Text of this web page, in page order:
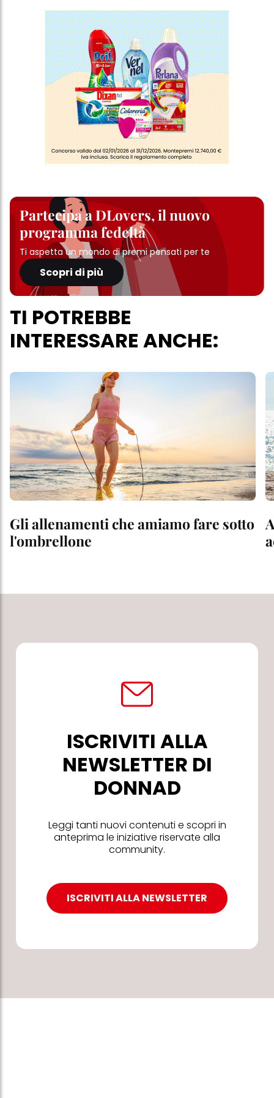
Partecipa a DLovers, il nuovo
programma fedeltà
Ti aspetta un mondo di premi pensati per te
Scopri di più
TI POTREBBE
INTERESSARE ANCHE:
Gli allenamenti che amiamo fare sotto
l'ombrellone
ISCRIVITI ALLA
NEWSLETTER DI
DONNAD
Leggi tanti nuovi contenuti e scopri in
anteprima le iniziative riservate alla
community.
ISCRIVITI ALLA NEWSLETTER
particolare sul loro periodo di conservazione, consultare le
informazioni dettagliate su ciascun cookie disponibili facendo
clic su "modifica" di seguito".
Se fai clic su "Modifica" potrai trovare maggiori informazioni sul
trattamento dei tuoi dati / sull'uso dei cookie e consentirli per uno o
più degli scopi sopra menzionati. Cliccando su "Accetta tutto",
acconsenti all'uso dei cookie e al trattamento dei tuoi dati
personali per tutte le finalità sopra indicate. Se fai clic su "Rifiuta",
verranno utilizzati solo i cookie tecnicamente necessari per fornirti
questo sito web.